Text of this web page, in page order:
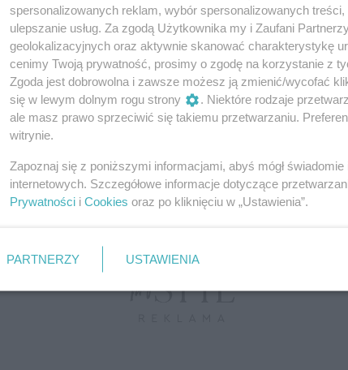
spersonalizowanych reklam, wybór spersonalizowanych
ulepszanie usług. Za zgodą Użytkownika my i Zaufani
geolokalizacyjnych oraz aktywnie skanować charakterystykę
cenimy Twoją prywatność, prosimy o zgodę na korzystanie z
Zgoda jest dobrowolna i zawsze możesz ją zmienić/wycofać
się w lewym dolnym rogu strony
. Niektóre rodzaje
ale masz prawo sprzeciwić się takiemu przetwarzaniu.
witrynie.
Zapoznaj się z poniższymi informacjami, abyś mógł
internetowych. Szczegółowe informacje dotyczące
Prywatności i Cookies oraz po kliknięciu w „Ustawienia”.
PARTNERZY USTAWIENIA